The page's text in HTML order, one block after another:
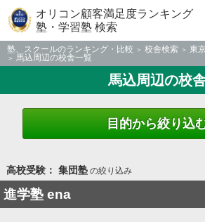
オリコン顧客満足度ランキング
塾・学習塾 検索
塾、スクールのランキング・比較 校舎検索
東
馬込周辺の校舎一覧
馬込周辺の校
目的から絞り込
高校受験： 集団塾の絞り込み
進学塾 ena